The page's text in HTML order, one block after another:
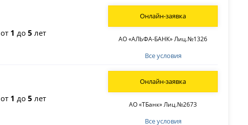
от 1 до5 лет
Все условия
АО «АЛЬФА-БАНК» Лиц.№1326
Онлайн-заявка
от 1 до5 лет
Все условия
АО «ТБанк» Лиц.№2673
Онлайн-заявка